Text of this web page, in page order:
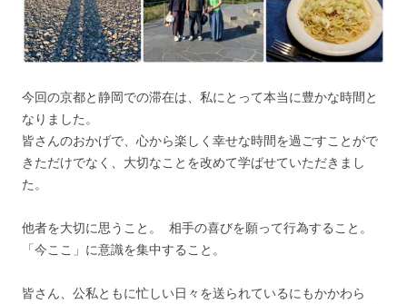
今回の京都と静岡での滞在は、私にとって本当に豊かな時間と
なりました。
皆さんのおかげで、心から楽しく幸せな時間を過ごすことがで
きただけでなく、大切なことを改めて学ばせていただきまし
た。
他者を大切に思うこと。 相手の喜びを願って行為すること。
「今ここ」に意識を集中すること。
皆さん、公私ともに忙しい日々を送られているにもかかわら